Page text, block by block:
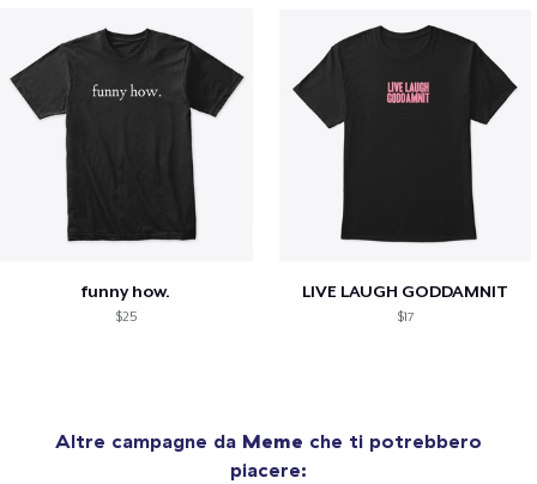
funny how.
$25
LIVE LAUGH GODDAMNIT
$17
Altre campagne da Meme che ti potrebbero
piacere: